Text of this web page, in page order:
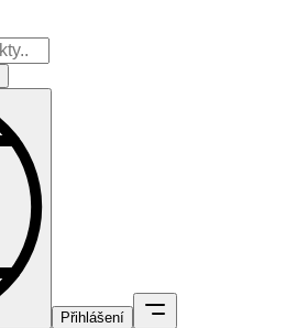
Přihlášení